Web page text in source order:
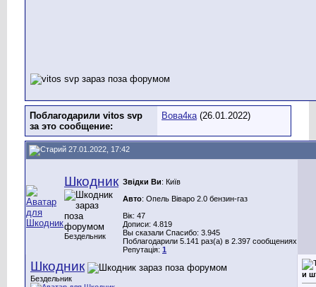
Поблагодарили vitos svp
за это сообщение:
Вова4ка (26.01.2022)
27.01.2022, 17:42
Шкодник
Бездельник
Звідки Ви: Київ
Авто: Опель Віваро 2.0 бензин-газ
Вік: 47
Дописи: 4.819
Вы сказали Спасибо: 3.945
Поблагодарили 5.141 раз(а) в 2.397 сообщениях
Репутація: 1
Шкодник
Бездельник и